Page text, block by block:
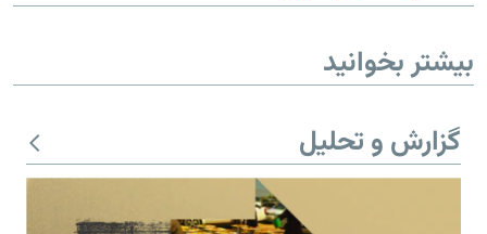
بیشتر بخوانید
گزارش و تحلیل